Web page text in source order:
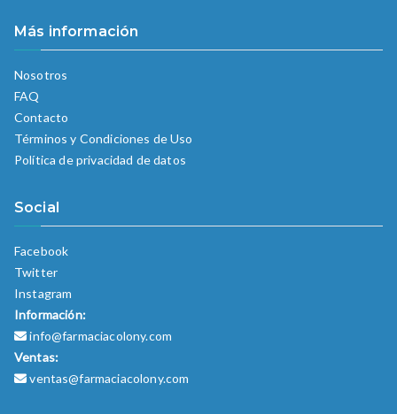
Más información
Nosotros
FAQ
Contacto
Términos y Condiciones de Uso
Política de privacidad de datos
Social
Facebook
Twitter
Instagram
Información:
info@farmaciacolony.com
Ventas:
ventas@farmaciacolony.com